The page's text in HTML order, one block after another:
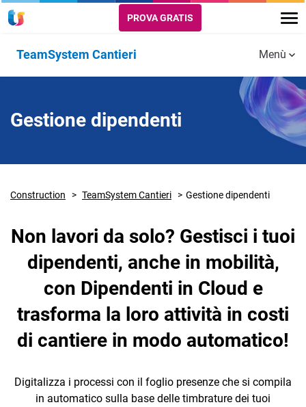
PROVA GRATIS
TeamSystem Cantieri
amministrativa
attiva e
Gestione
Preventivi e
metrico
SAL e
Gestione
Integrazioni
Badge
Tutte le
Risorse utili
Plugin
Clienti
Menù
Gestione dipendenti
Construction TeamSystem Cantieri Gestione dipendenti
Non lavori da solo? Gestisci i tuoi
dipendenti, anche in mobilità,
con Dipendenti in Cloud e
trasforma la loro attività in costi
di cantiere in modo automatico!
Digitalizza i processi con il foglio presenze che si compila
in automatico sulla base delle timbrature dei tuoi